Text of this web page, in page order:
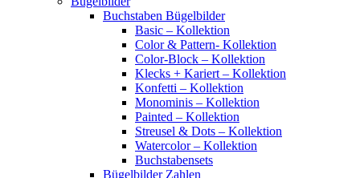
Buchstaben Bügelbilder
Basic – Kollektion
Color & Pattern- Kollektion
Color-Block – Kollektion
Klecks + Kariert – Kollektion
Konfetti – Kollektion
Monominis – Kollektion
Painted – Kollektion
Streusel & Dots – Kollektion
Watercolor – Kollektion
Buchstabensets
Bügelbilder Zahlen